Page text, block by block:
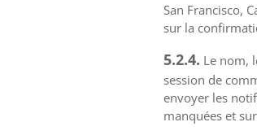
San Francisco,
sur la
5.2.4. Le nom,
session de
envoyer les
manquées et